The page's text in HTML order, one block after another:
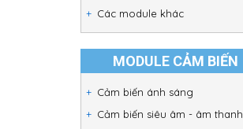
Các module khác
MODULE CẢM BIẾN
Cảm biến ánh sáng
Cảm biến siêu âm - âm thanh